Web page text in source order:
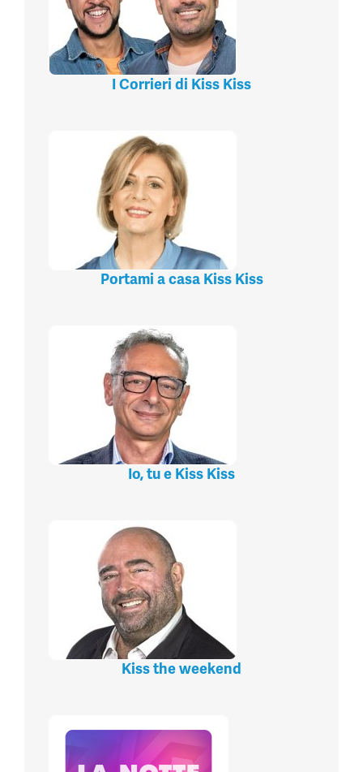
I Corrieri di Kiss Kiss
Portami a casa Kiss Kiss
Io, tu e Kiss Kiss
Kiss the weekend